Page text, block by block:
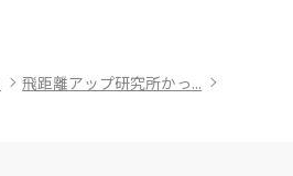
飛距離アップ研究所かっ...